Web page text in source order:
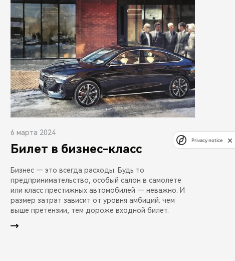
6 марта 2024
Билет в бизнес-класс
Бизнес — это всегда расходы. Будь то
предпринимательство, особый салон в самолете
или класс престижных автомобилей — неважно. И
размер затрат зависит от уровня амбиций: чем
выше претензии, тем дороже входной билет.
Privacy notice